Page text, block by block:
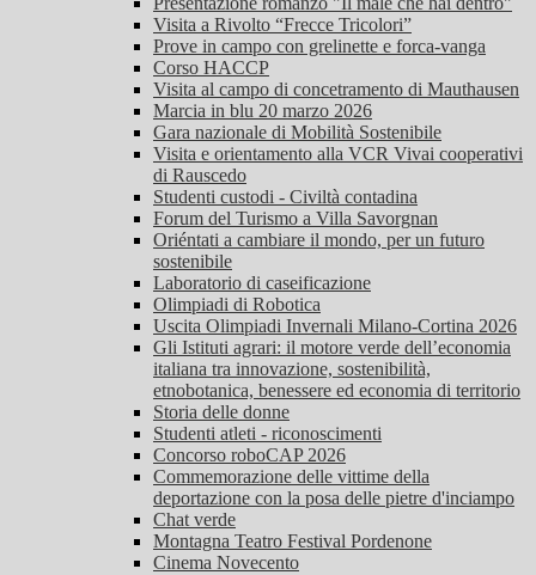
Visita a Rivolto “Frecce Tricolori”
Prove in campo con grelinette e forca-vanga
Corso HACCP
Visita al campo di concetramento di Mauthausen
Marcia in blu 20 marzo 2026
Gara nazionale di Mobilità Sostenibile
Visita e orientamento alla VCR Vivai cooperativi
di Rauscedo
Studenti custodi - Civiltà contadina
Forum del Turismo a Villa Savorgnan
Oriéntati a cambiare il mondo, per un futuro
sostenibile
Laboratorio di caseificazione
Olimpiadi di Robotica
Uscita Olimpiadi Invernali Milano-Cortina 2026
Gli Istituti agrari: il motore verde dell’economia
italiana tra innovazione, sostenibilità,
etnobotanica, benessere ed economia di territorio
Storia delle donne
Studenti atleti - riconoscimenti
Concorso roboCAP 2026
Commemorazione delle vittime della
deportazione con la posa delle pietre d'inciampo
Chat verde
Montagna Teatro Festival Pordenone
Cinema Novecento